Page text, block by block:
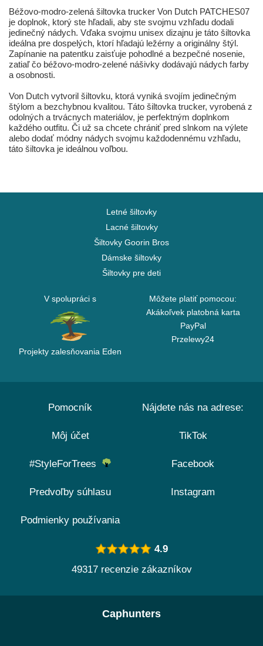
Béžovo-modro-zelená šiltovka trucker Von Dutch PATCHES07
je doplnok, ktorý ste hľadali, aby ste svojmu vzhľadu dodali
jedinečný nádych. Vďaka svojmu unisex dizajnu je táto šiltovka
ideálna pre dospelých, ktorí hľadajú ležérny a originálny štýl.
Zapínanie na patentku zaisťuje pohodlné a bezpečné nosenie,
zatiaľ čo béžovo-modro-zelené nášivky dodávajú nádych farby
a osobnosti.
Von Dutch vytvoril šiltovku, ktorá vyniká svojím jedinečným
štýlom a bezchybnou kvalitou. Táto šiltovka trucker, vyrobená z
odolných a trvácnych materiálov, je perfektným doplnkom
každého outfitu. Či už sa chcete chrániť pred slnkom na výlete
alebo dodať módny nádych svojmu každodennému vzhľadu,
táto šiltovka je ideálnou voľbou.
Letné šiltovky
Lacné šiltovky
Šiltovky Goorin Bros
Dámske šiltovky
Šiltovky pre deti
V spolupráci s
Projekty zalesňovania Eden
Môžete platiť pomocou:
Akákoľvek platobná karta
PayPal
Przelewy24
Pomocník
Môj účet
#StyleForTrees
Predvoľby súhlasu
Podmienky používania
Nájdete nás na adrese:
TikTok
Facebook
Instagram
4.9
49317 recenzie zákazníkov
Caphunters